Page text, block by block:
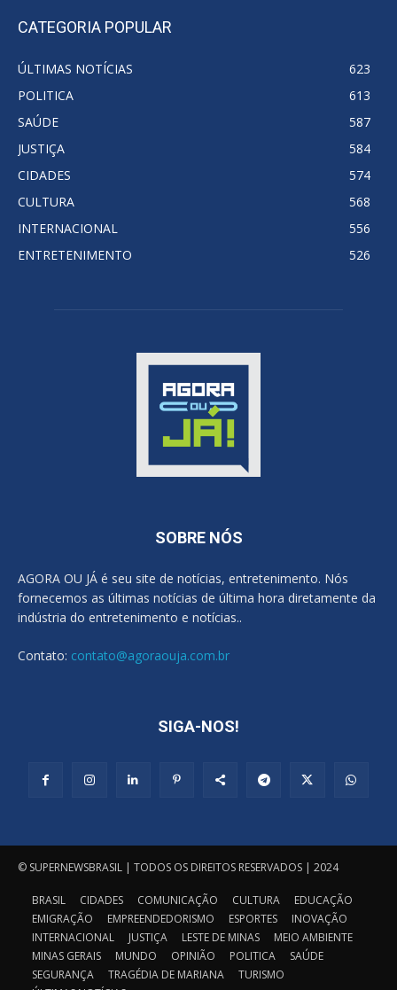
CATEGORIA POPULAR
ÚLTIMAS NOTÍCIAS
623
POLITICA
613
SAÚDE
587
JUSTIÇA
584
CIDADES
574
CULTURA
568
INTERNACIONAL
556
ENTRETENIMENTO
526
SOBRE NÓS
AGORA OU JÁ é seu site de notícias, entretenimento. Nós
fornecemos as últimas notícias de última hora diretamente da
indústria do entretenimento e notícias..
Contato: contato@agoraouja.com.br
SIGA-NOS!
© SUPERNEWSBRASIL | TODOS OS DIREITOS RESERVADOS | 2024
BRASIL CIDADES COMUNICAÇÃO CULTURA
EDUCAÇÃO
EMIGRAÇÃO
EMPREENDEDORISMO ESPORTES
INOVAÇÃO
INTERNACIONAL
JUSTIÇA LESTE DE MINAS
MEIO AMBIENTE
MINAS GERAIS
MUNDO OPINIÃO POLITICA
SAÚDE
SEGURANÇA
TRAGÉDIA DE MARIANA
TURISMO